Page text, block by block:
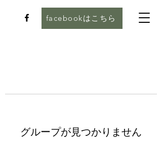
facebookはこちら
グループが見つかりません